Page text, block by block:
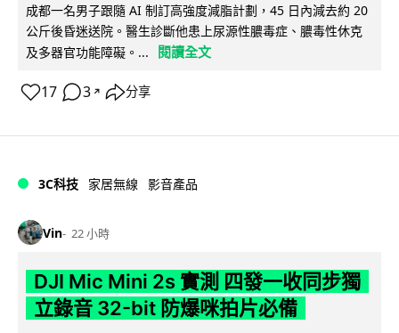
成都一名男子跟隨 AI 制訂高強度減脂計劃，45 日內減去約 20
公斤後昏迷送院。醫生診斷他患上尿源性膿毒症、膿毒性休克
及多器官功能障礙。...
閱讀全文
17 3 ↗ 分享
3C科技 家居無線 影音產品
Vin 22 小時
DJI Mic Mini 2s 實測 四發一收同步獨
立錄音 32-bit 防爆咪拍片必備